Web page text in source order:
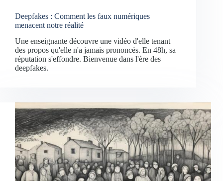
Deepfakes : Comment les faux numériques
menacent notre réalité
Une enseignante découvre une vidéo d'elle tenant
des propos qu'elle n'a jamais prononcés. En 48h, sa
réputation s'effondre. Bienvenue dans l'ère des
deepfakes.